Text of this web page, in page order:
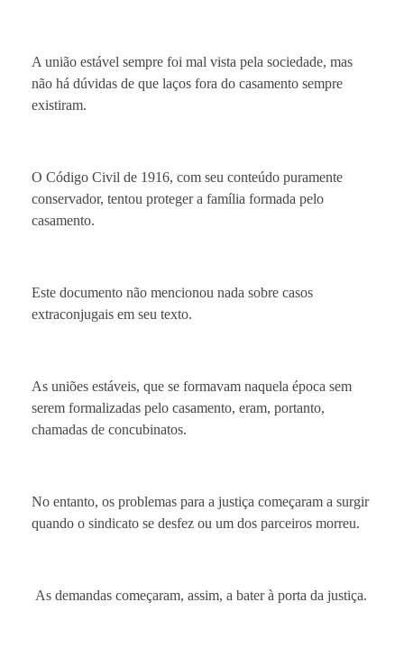
A união estável sempre foi mal vista pela sociedade, mas
não há dúvidas de que laços fora do casamento sempre
existiram.
O Código Civil de 1916, com seu conteúdo puramente
conservador, tentou proteger a família formada pelo
casamento.
Este documento não mencionou nada sobre casos
extraconjugais em seu texto.
As uniões estáveis, que se formavam naquela época sem
serem formalizadas pelo casamento, eram, portanto,
chamadas de concubinatos.
No entanto, os problemas para a justiça começaram a surgir
quando o sindicato se desfez ou um dos parceiros morreu.
As demandas começaram, assim, a bater à porta da justiça.